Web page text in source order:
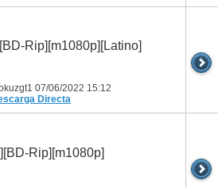
Rip][m1080p][Latino]
07/06/2022 15:12
Directa
Rip][m1080p]